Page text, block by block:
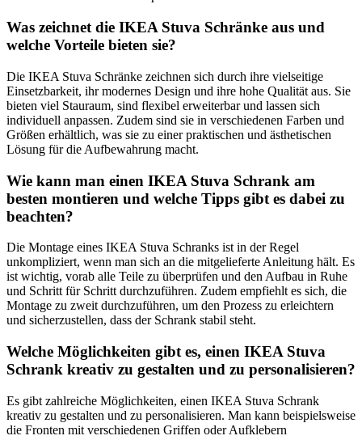
Was zeichnet die IKEA Stuva Schränke aus und
welche Vorteile bieten sie?
Die IKEA Stuva Schränke zeichnen sich durch ihre vielseitige
Einsetzbarkeit, ihr modernes Design und ihre hohe Qualität aus. Sie
bieten viel Stauraum, sind flexibel erweiterbar und lassen sich
individuell anpassen. Zudem sind sie in verschiedenen Farben und
Größen erhältlich, was sie zu einer praktischen und ästhetischen
Lösung für die Aufbewahrung macht.
Wie kann man einen IKEA Stuva Schrank am
besten montieren und welche Tipps gibt es dabei zu
beachten?
Die Montage eines IKEA Stuva Schranks ist in der Regel
unkompliziert, wenn man sich an die mitgelieferte Anleitung hält. Es
ist wichtig, vorab alle Teile zu überprüfen und den Aufbau in Ruhe
und Schritt für Schritt durchzuführen. Zudem empfiehlt es sich, die
Montage zu zweit durchzuführen, um den Prozess zu erleichtern
und sicherzustellen, dass der Schrank stabil steht.
Welche Möglichkeiten gibt es, einen IKEA Stuva
Schrank kreativ zu gestalten und zu personalisieren?
Es gibt zahlreiche Möglichkeiten, einen IKEA Stuva Schrank
kreativ zu gestalten und zu personalisieren. Man kann beispielsweise
die Fronten mit verschiedenen Griffen oder Aufklebern